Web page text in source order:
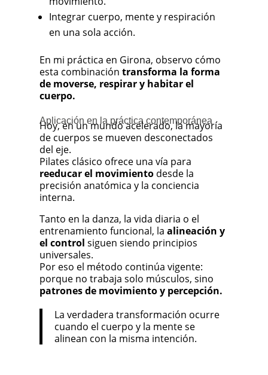
Integrar cuerpo, mente y respiración
en una sola acción.
En mi práctica en Girona, observo cómo
esta combinacióntransforma la forma
de moverse, respirar y habitar el
cuerpo.
Aplicación en la práctica contemporánea
Hoy, en un mundo acelerado, la mayoría
de cuerpos se mueven desconectados
del eje.
Pilates clásico ofrece una vía para
reeducar el movimiento desde la
precisión anatómica y la conciencia
interna.
Tanto en la danza, la vida diaria o el
entrenamiento funcional, laalineación y
el control siguen siendo principios
universales.
Por eso el método continúa vigente:
porque no trabaja solo músculos, sino
patrones de movimiento y percepción.
La verdadera transformación ocurre
cuando el cuerpo y la mente se
alinean con la misma intención.